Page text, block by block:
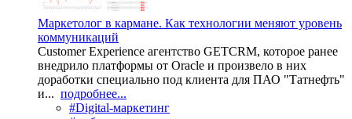
Маркетолог в кармане. Как технологии меняют уровень
коммуникаций
Customer Experience агентство GETCRM, которое ранее
внедрило платформы от Oracle и произвело в них
доработки специально под клиента для ПАО "Татнефть"
и... подробнее...
#Digital-маркетинг